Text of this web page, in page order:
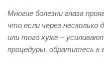
Многие болезни глаза
что если через
или того хуже –
процедуры, обратитесь к